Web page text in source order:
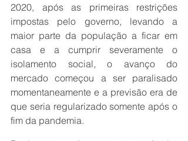
2020, após as primeiras restrições
impostas pelo governo, levando a
maior parte da população a ficar em
casa e a cumprir severamente o
isolamento social, o avanço do
mercado começou a ser paralisado
momentaneamente e a previsão era de
que seria regularizado somente após o
fim da pandemia.